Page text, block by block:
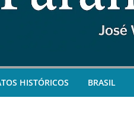
HISTÓRICOS BRASIL